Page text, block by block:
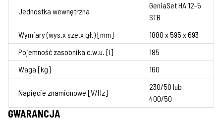
Jednostka wewnętrzna
GeniaSet HA 12-5
STB
Wymiary (wys.x sze.x gł.) [mm]
1880 x 595 x 693
Pojemność zasobnika c.w.u. [l]
185
Waga [kg]
160
Napięcie znamionowe [V/Hz]
230/50 lub
400/50
GWARANCJA